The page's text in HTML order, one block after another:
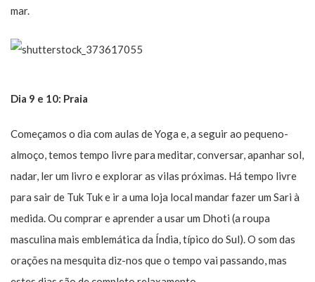
mar.
Dia 9 e 10: Praia
Começamos o dia com aulas de Yoga e, a seguir ao pequeno-
almoço, temos tempo livre para meditar, conversar, apanhar sol,
nadar, ler um livro e explorar as vilas próximas. Há tempo livre
para sair de Tuk Tuk e ir a uma loja local mandar fazer um Sari à
medida. Ou comprar e aprender a usar um Dhoti (a roupa
masculina mais emblemática da Índia, típico do Sul). O som das
orações na mesquita diz-nos que o tempo vai passando, mas